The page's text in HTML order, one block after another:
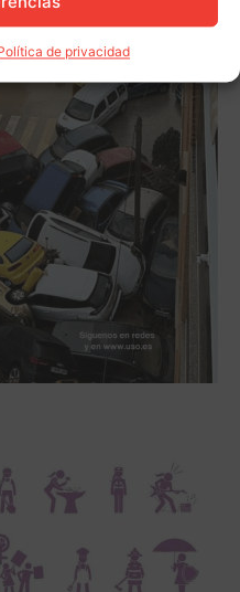
de privacidad